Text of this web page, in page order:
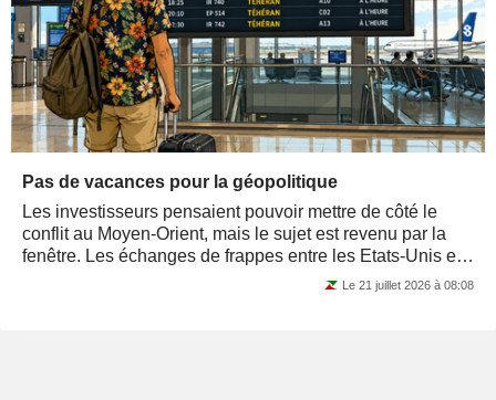
Pas de vacances pour la géopolitique
Les investisseurs pensaient pouvoir mettre de côté le
conflit au Moyen-Orient, mais le sujet est revenu par la
fenêtre. Les échanges de frappes entre les Etats-Unis et
Le 21 juillet 2026 à 08:08